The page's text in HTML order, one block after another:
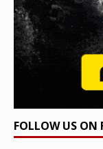
FOLLOW US ON